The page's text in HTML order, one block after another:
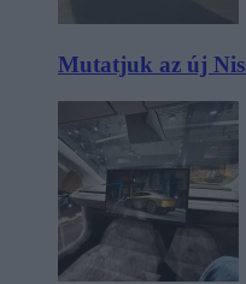
Mutatjuk az új